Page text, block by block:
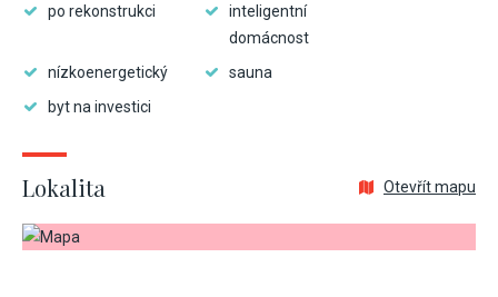
po rekonstrukci
inteligentní
domácnost
nízkoenergetický
sauna
byt na investici
Lokalita Otevřít mapu